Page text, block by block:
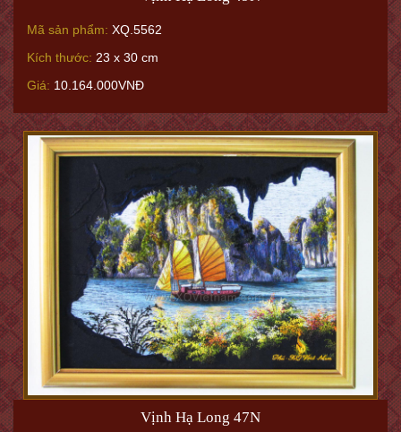
Mã sản phẩm: XQ.5562
Kích thước: 23 x 30 cm
Giá: 10.164.000VNĐ
Vịnh Hạ Long 47N